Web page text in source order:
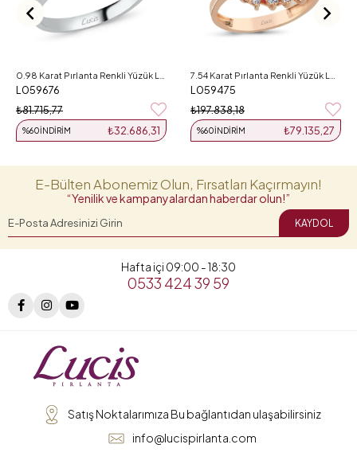
L059676
₺32.686,31
%60İNDIRIM
₺81.715,77
L059475
₺79.135,27
%60İNDIRIM
₺197.838,18
E-Bülten Abonemiz Olun, Fırsatları Kaçırmayın!
“Yenilik ve kampanyalardan haberdar olun!”
KAYDOL
Hafta içi 09:00 - 18:30
0533 424 39 59
Satış Noktalarımıza Bu bağlantıdan ulaşabilirsiniz
info@lucispirlanta.com